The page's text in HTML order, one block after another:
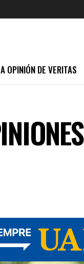
OPINIÓN DE VERITAS